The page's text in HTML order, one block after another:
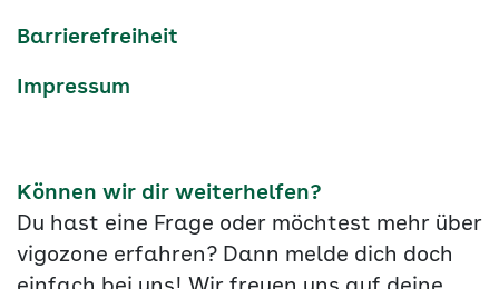
Barrierefreiheit
Impressum
Können wir dir weiterhelfen?
Du hast eine Frage oder möchtest mehr über
vigozone erfahren? Dann melde dich doch